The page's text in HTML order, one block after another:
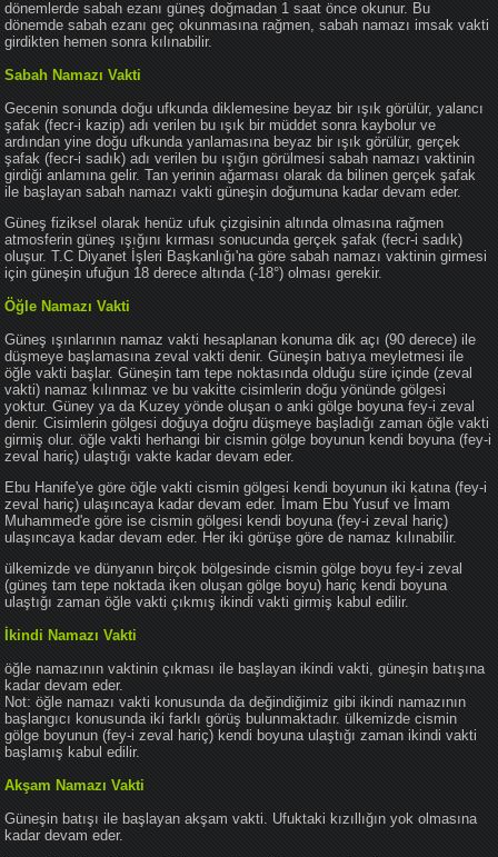
dönemlerde sabah ezanı güneş doğmadan 1 saat önce okunur. Bu
dönemde sabah ezanı geç okunmasına rağmen, sabah namazı imsak vakti
girdikten hemen sonra kılınabilir.
Sabah Namazı Vakti
Gecenin sonunda doğu ufkunda diklemesine beyaz bir ışık görülür, yalancı
şafak (fecr-i kazip) adı verilen bu ışık bir müddet sonra kaybolur ve
ardından yine doğu ufkunda yanlamasına beyaz bir ışık görülür, gerçek
şafak (fecr-i sadık) adı verilen bu ışığın görülmesi sabah namazı vaktinin
girdiği anlamına gelir. Tan yerinin ağarması olarak da bilinen gerçek şafak
ile başlayan sabah namazı vakti güneşin doğumuna kadar devam eder.
Güneş fiziksel olarak henüz ufuk çizgisinin altında olmasına rağmen
atmosferin güneş ışığını kırması sonucunda gerçek şafak (fecr-i sadık)
oluşur. T.C Diyanet İşleri Başkanlığı'na göre sabah namazı vaktinin girmesi
için güneşin ufuğun 18 derece altında (-18°) olması gerekir.
Öğle Namazı Vakti
Güneş ışınlarının namaz vakti hesaplanan konuma dik açı (90 derece) ile
düşmeye başlamasına zeval vakti denir. Güneşin batıya meyletmesi ile
öğle vakti başlar. Güneşin tam tepe noktasında olduğu süre içinde (zeval
vakti) namaz kılınmaz ve bu vakitte cisimlerin doğu yönünde gölgesi
yoktur. Güney ya da Kuzey yönde oluşan o anki gölge boyuna fey-i zeval
denir. Cisimlerin gölgesi doğuya doğru düşmeye başladığı zaman öğle vakti
girmiş olur. öğle vakti herhangi bir cismin gölge boyunun kendi boyuna (fey-i
zeval hariç) ulaştığı vakte kadar devam eder.
Ebu Hanife'ye göre öğle vakti cismin gölgesi kendi boyunun iki katına (fey-i
zeval hariç) ulaşıncaya kadar devam eder. İmam Ebu Yusuf ve İmam
Muhammed'e göre ise cismin gölgesi kendi boyuna (fey-i zeval hariç)
ulaşıncaya kadar devam eder. Her iki görüşe göre de namaz kılınabilir.
ülkemizde ve dünyanın birçok bölgesinde cismin gölge boyu fey-i zeval
(güneş tam tepe noktada iken oluşan gölge boyu) hariç kendi boyuna
ulaştığı zaman öğle vakti çıkmış ikindi vakti girmiş kabul edilir.
İkindi Namazı Vakti
öğle namazının vaktinin çıkması ile başlayan ikindi vakti, güneşin batışına
kadar devam eder.
Not: öğle namazı vakti konusunda da değindiğimiz gibi ikindi namazının
başlangıcı konusunda iki farklı görüş bulunmaktadır. ülkemizde cismin
gölge boyunun (fey-i zeval hariç) kendi boyuna ulaştığı zaman ikindi vakti
başlamış kabul edilir.
Akşam Namazı Vakti
Güneşin batışı ile başlayan akşam vakti. Ufuktaki kızıllığın yok olmasına
kadar devam eder.